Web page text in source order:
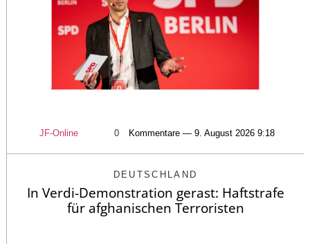
JF-Online 0 Kommentare — 9. August 2026 9:18
DEUTSCHLAND
In Verdi-Demonstration gerast: Haftstrafe
für afghanischen Terroristen